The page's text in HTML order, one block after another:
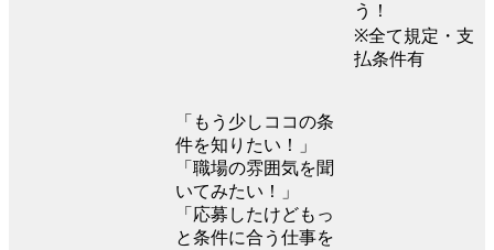
う！
※全て規定・支
払条件有
「もう少しココの条
件を知りたい！」
「職場の雰囲気を聞
いてみたい！」
「応募したけどもっ
と条件に合う仕事を